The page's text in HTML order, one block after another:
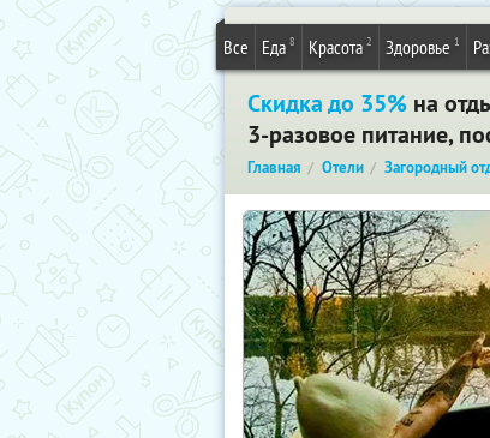
Все Еда 8 Красота 2 Здоровье 1
Скидка до 35% на
3-разовое питание,
Главная Отели Загородный